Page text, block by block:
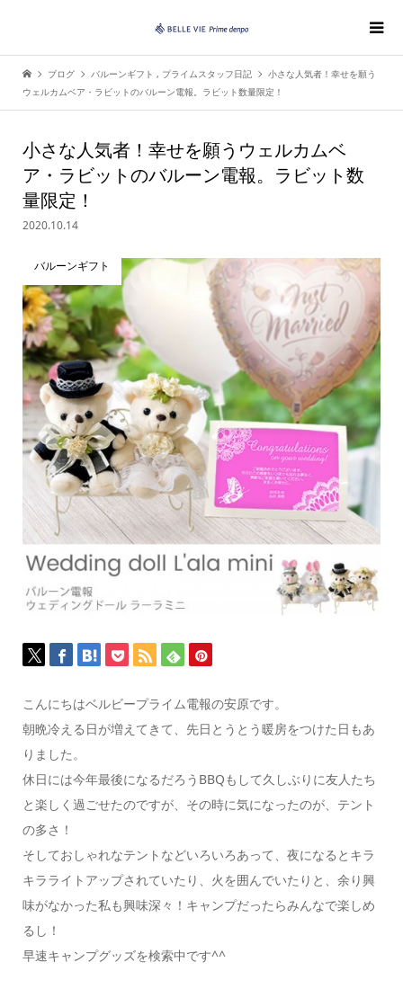
ブログ バルーンギフト , プライムスタッフ日記
小さな人気者！幸せを願う
ウェルカムベア・ラビットのバルーン電報。ラビット数量限定！
小さな人気者！幸せを願うウェルカムベ
ア・ラビットのバルーン電報。ラビット数
量限定！
2020.10.14
バルーンギフト
こんにちはベルビープライム電報の安原です。
朝晩冷える日が増えてきて、先日とうとう暖房をつけた日もあ
りました。
休日には今年最後になるだろうBBQもして久しぶりに友人たち
と楽しく過ごせたのですが、その時に気になったのが、テント
の多さ！
そしておしゃれなテントなどいろいろあって、夜になるとキラ
キラライトアップされていたり、火を囲んでいたりと、余り興
味がなかった私も興味深々！キャンプだったらみんなで楽しめ
るし！
早速キャンプグッズを検索中です^^